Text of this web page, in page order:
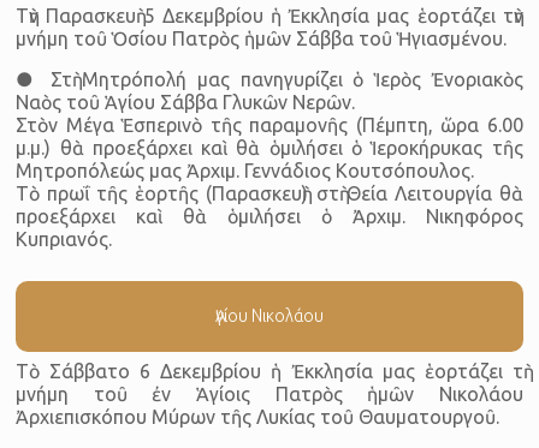
Τὴν Παρασκευὴ 5 Δεκεμβρίου ἡ Ἐκκλησία μας ἑορτάζει τὴν
μνήμη τοῦ Ὁσίου Πατρὸς ἡμῶν Σάββα τοῦ Ἡγιασμένου.
● Στὴ Μητρόπολή μας πανηγυρίζει ὁ Ἱερὸς Ἐνοριακὸς
Ναὸς τοῦ Ἁγίου Σάββα Γλυκῶν Νερῶν.
Στὸν Μέγα Ἑσπερινὸ τῆς παραμονῆς (Πέμπτη, ὥρα 6.00
μ.μ.) θὰ προεξάρχει καὶ θὰ ὁμιλήσει ὁ Ἱεροκήρυκας τῆς
Μητροπόλεώς μας Ἀρχιμ. Γεννάδιος Κουτσόπουλος.
Τὸ πρωΐ τῆς ἑορτῆς (Παρασκευὴ) στὴ Θεία Λειτουργία θὰ
προεξάρχει καὶ θὰ ὁμιλήσει ὁ Ἀρχιμ. Νικηφόρος
Κυπριανός.
Ἁγίου Νικολάου
Τὸ Σάββατο 6 Δεκεμβρίου ἡ Ἐκκλησία μας ἑορτάζει τὴ
μνήμη τοῦ ἐν Ἁγίοις Πατρὸς ἡμῶν Νικολάου
Ἀρχιεπισκόπου Μύρων τῆς Λυκίας τοῦ Θαυματουργοῦ.